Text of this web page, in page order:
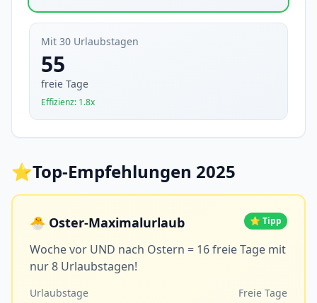
Mit 30 Urlaubstagen
55
freie Tage
Effizienz: 1.8x
⭐Top-Empfehlungen 2025
🐣 Oster-Maximalurlaub ⭐ Tipp
Woche vor UND nach Ostern = 16 freie Tage mit
nur 8 Urlaubstagen!
Urlaubstage Freie Tage